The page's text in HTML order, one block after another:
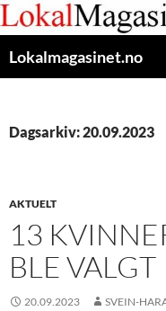
Gå
til
innhaldet
Lokalmagasinet.no
Dagsarkiv: 20.09.2023
AKTUELT
13
BLE VALGT
20.09.2023 SVEIN-